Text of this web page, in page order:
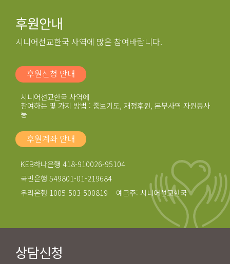
후원안내
시니어선교한국 사역에 많은 참여바랍니다.
후원신청 안내
시니어선교한국 사역에
참여하는 몇 가지 방법 : 중보기도, 재정후원, 본부사역 자원봉사
등
후원계좌 안내
KEB하나은행 418-910026-95104
국민은행 549801-01-219684
우리은행 1005-503-500819 예금주: 시니어선교한국
상담신청